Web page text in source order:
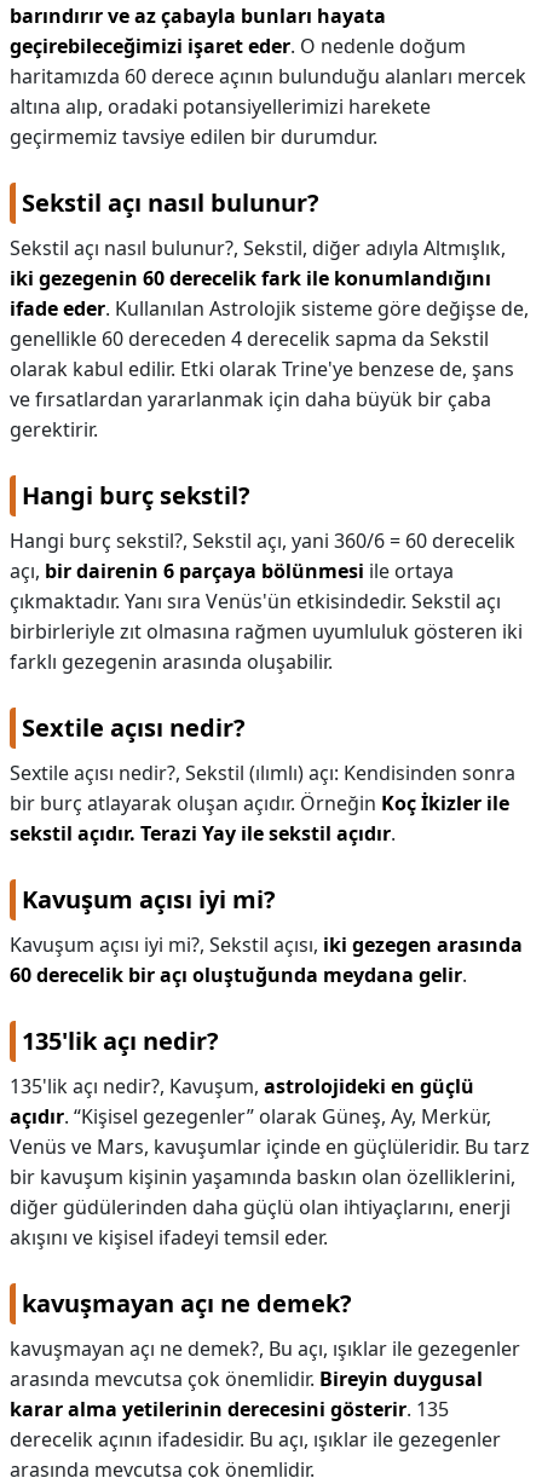
barındırır ve az çabayla bunları hayata
geçirebileceğimizi işaret eder. O nedenle doğum
haritamızda 60 derece açının bulunduğu alanları mercek
altına alıp, oradaki potansiyellerimizi harekete
geçirmemiz tavsiye edilen bir durumdur.
Sekstil açı nasıl bulunur?
Sekstil açı nasıl bulunur?, Sekstil, diğer adıyla Altmışlık,
iki gezegenin 60 derecelik fark ile konumlandığını
ifade eder. Kullanılan Astrolojik sisteme göre değişse de,
genellikle 60 dereceden 4 derecelik sapma da Sekstil
olarak kabul edilir. Etki olarak Trine'ye benzese de, şans
ve fırsatlardan yararlanmak için daha büyük bir çaba
gerektirir.
Hangi burç sekstil?
Hangi burç sekstil?, Sekstil açı, yani 360/6 = 60 derecelik
açı, bir dairenin 6 parçaya bölünmesi ile ortaya
çıkmaktadır. Yanı sıra Venüs'ün etkisindedir. Sekstil açı
birbirleriyle zıt olmasına rağmen uyumluluk gösteren iki
farklı gezegenin arasında oluşabilir.
Sextile açısı nedir?
Sextile açısı nedir?, Sekstil (ılımlı) açı: Kendisinden sonra
bir burç atlayarak oluşan açıdır. Örneğin Koç İkizler ile
sekstil açıdır. Terazi Yay ile sekstil açıdır.
Kavuşum açısı iyi mi?
Kavuşum açısı iyi mi?, Sekstil açısı, iki gezegen arasında
60 derecelik bir açı oluştuğunda meydana gelir.
135'lik açı nedir?
135'lik açı nedir?, Kavuşum, astrolojideki en güçlü
açıdır. “Kişisel gezegenler” olarak Güneş, Ay, Merkür,
Venüs ve Mars, kavuşumlar içinde en güçlüleridir. Bu tarz
bir kavuşum kişinin yaşamında baskın olan özelliklerini,
diğer güdülerinden daha güçlü olan ihtiyaçlarını, enerji
akışını ve kişisel ifadeyi temsil eder.
kavuşmayan açı ne demek?
kavuşmayan açı ne demek?, Bu açı, ışıklar ile gezegenler
arasında mevcutsa çok önemlidir. Bireyin duygusal
karar alma yetilerinin derecesini gösterir. 135
derecelik açının ifadesidir. Bu açı, ışıklar ile gezegenler
arasında mevcutsa çok önemlidir.